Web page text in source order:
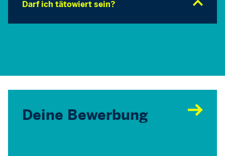
Darf ich tätowiert sein?
Deine Bewerbung